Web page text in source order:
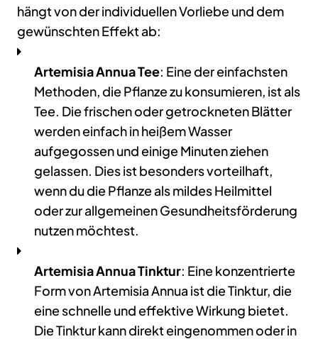
hängt von der individuellen Vorliebe und dem
gewünschten Effekt ab:
Artemisia Annua Tee: Eine der einfachsten
Methoden, die Pflanze zu konsumieren, ist als
Tee. Die frischen oder getrockneten Blätter
werden einfach in heißem Wasser
aufgegossen und einige Minuten ziehen
gelassen. Dies ist besonders vorteilhaft,
wenn du die Pflanze als mildes Heilmittel
oder zur allgemeinen Gesundheitsförderung
nutzen möchtest.
Artemisia Annua Tinktur: Eine konzentrierte
Form von Artemisia Annua ist die Tinktur, die
eine schnelle und effektive Wirkung bietet.
Die Tinktur kann direkt eingenommen oder in